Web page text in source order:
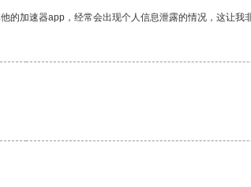
加速器app，经常会出现个人信息泄露的情况，这让我